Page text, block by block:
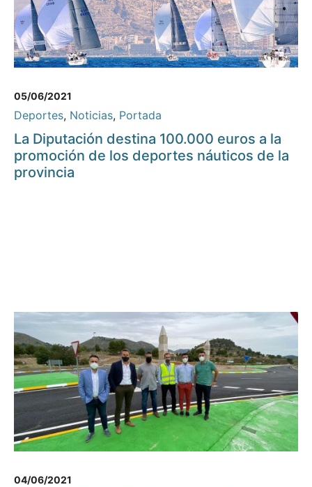
05/06/2021
Deportes, Noticias, Portada
La Diputación destina 100.000 euros a la
promoción de los deportes náuticos de la
provincia
04/06/2021